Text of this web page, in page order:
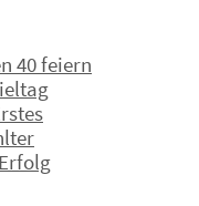
40 feiern